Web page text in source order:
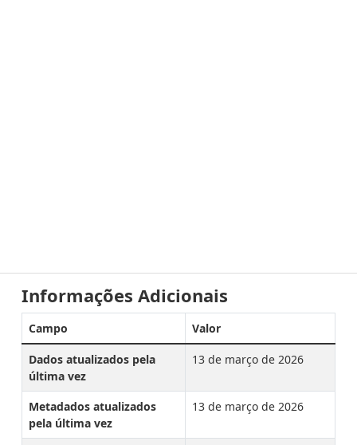
Informações Adicionais
Campo Valor
Dados atualizados pela
última vez
13 de março de 2026
Metadados atualizados
pela última vez
13 de março de 2026